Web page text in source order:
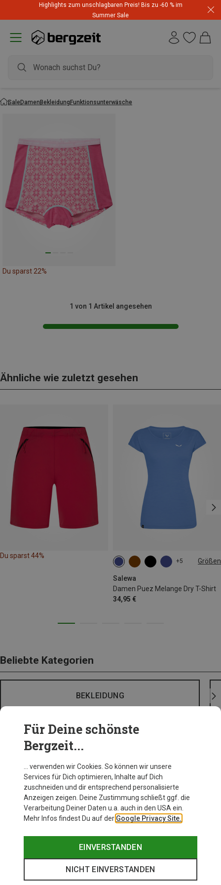
Highlights zum unschlagbaren Preis! Bis zu -60 % im
Summer Sale
SaleDamenBekleidungFunktionsunterwäsche
Du sparst 22%
1 von 1 Artikel angesehen
Ähnliche wie zuletzt gesehen
Du sparst 44%
+5 Größen
Salewa
Damen Puez Melange Dry T-Shirt
34,95 €
XS S M
Beliebte Kategorien
BEKLEIDUNG
Für Deine schönste
Bergzeit...
… verwenden wir Cookies. So können wir unsere
Services für Dich optimieren, Inhalte auf Dich
zuschneiden und dir entsprechend personalisierte
Anzeigen zeigen. Deine Zustimmung schließt ggf. die
Verarbeitung Deiner Daten u.a. auch in den USA ein.
Mehr Infos findest Du auf der Google Privacy Site.
EINVERSTANDEN
NICHT EINVERSTANDEN